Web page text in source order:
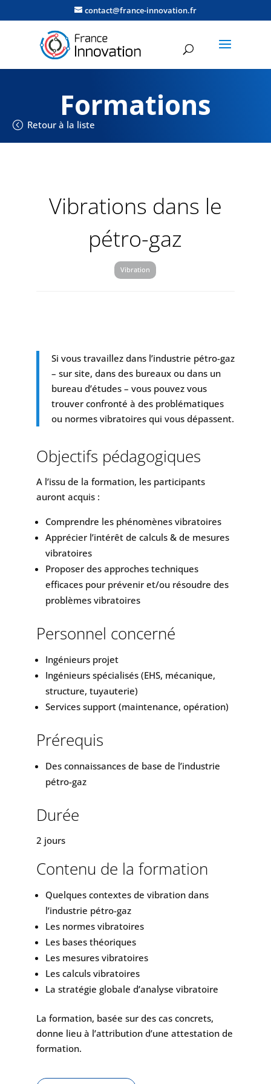
contact@france-innovation.fr
Formations
Retour à la liste
Vibrations dans le
pétro-gaz
Vibration
Si vous travaillez dans l’industrie pétro-gaz
– sur site, dans des bureaux ou dans un
bureau d’études – vous pouvez vous
trouver confronté à des problématiques
ou normes vibratoires qui vous dépassent.
Objectifs pédagogiques
A l’issu de la formation, les participants
auront acquis :
Comprendre les phénomènes vibratoires
Apprécier l’intérêt de calculs & de mesures
vibratoires
Proposer des approches techniques
efficaces pour prévenir et/ou résoudre des
problèmes vibratoires
Personnel concerné
Ingénieurs projet
Ingénieurs spécialisés (EHS, mécanique,
structure, tuyauterie)
Services support (maintenance, opération)
Prérequis
Des connaissances de base de l’industrie
pétro-gaz
Durée
2 jours
Contenu de la formation
Quelques contextes de vibration dans
l’industrie pétro-gaz
Les normes vibratoires
Les bases théoriques
Les mesures vibratoires
Les calculs vibratoires
La stratégie globale d’analyse vibratoire
La formation, basée sur des cas concrets,
donne lieu à l’attribution d’une attestation de
formation.